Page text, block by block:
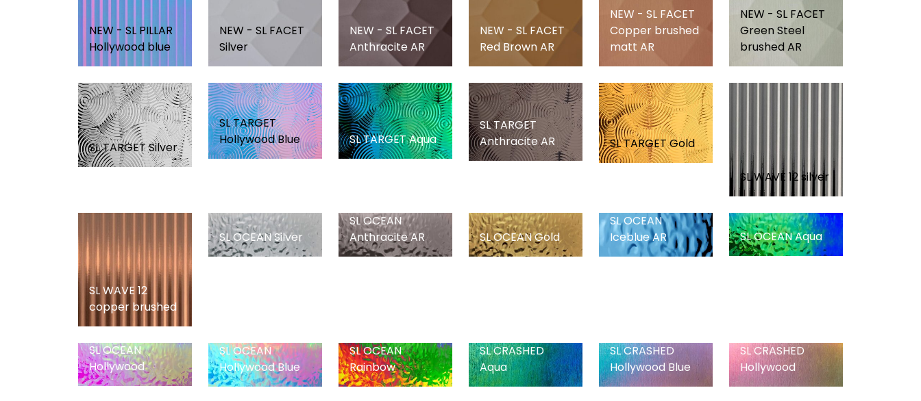
NEW - SL PILLAR
Hollywood blue
NEW - SL FACET
Silver
NEW - SL FACET
Anthracite AR
NEW - SL FACET
Red Brown AR
NEW - SL FACET
Copper brushed
matt AR
NEW - SL FACET
Green Steel
brushed AR
SL TARGET Silver
SL TARGET
Hollywood Blue
SL TARGET Aqua
SL TARGET
Anthracite AR
SL TARGET Gold
SL WAVE 12 silver
SL WAVE 12
copper brushed
SL OCEAN Silver
SL OCEAN
Anthracite AR
SL OCEAN Gold
SL OCEAN
Iceblue AR
SL OCEAN Aqua
SL OCEAN
Hollywood
SL OCEAN
Hollywood Blue
SL OCEAN
Rainbow
SL CRASHED
Aqua
SL CRASHED
Hollywood Blue
SL CRASHED
Hollywood